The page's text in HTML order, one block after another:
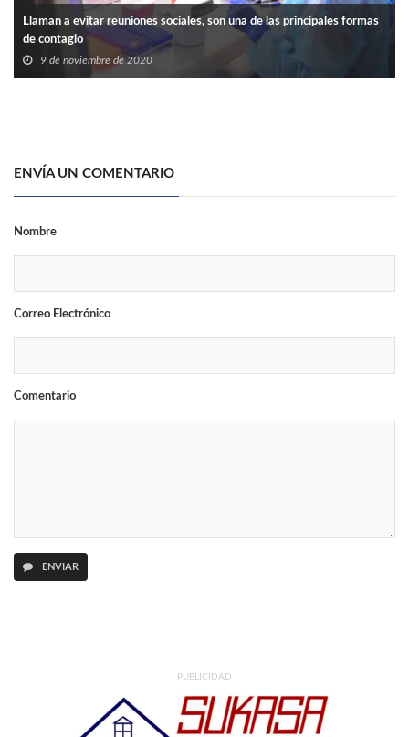
Llaman a evitar reuniones sociales, son una de las principales formas
de contagio
9 de noviembre de 2020
ENVÍA UN COMENTARIO
Nombre
Correo Electrónico
Comentario
ENVIAR
PUBLICIDAD